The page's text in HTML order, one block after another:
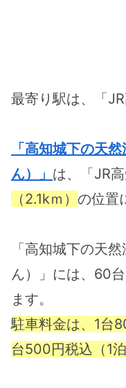
最寄り駅は、「
「高知城下の天
ん）」 は、「JR高
（2.1kｍ） の位置
「高知城下の天
ん）」には、60
ます。
駐車料金は、1台
台500円税込（1